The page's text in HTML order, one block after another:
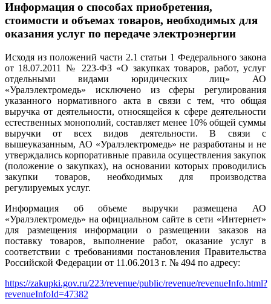
Информация о способах приобретения,
стоимости и объемах товаров, необходимых для
оказания услуг по передаче электроэнергии
Исходя из положений части 2.1 статьи 1 Федерального закона
от 18.07.2011 № 223-ФЗ «О закупках товаров, работ, услуг
отдельными видами юридических лиц» АО
«Уралэлектромедь» исключено из сферы регулирования
указанного нормативного акта в связи с тем, что общая
выручка от деятельности, относящейся к сфере деятельности
естественных монополий, составляет менее 10% общей суммы
выручки от всех видов деятельности. В связи с
вышеуказанным, АО «Уралэлектромедь» не разработаны и не
утверждались корпоративные правила осуществления закупок
(положение о закупках), на основании которых проводились
закупки товаров, необходимых для производства
регулируемых услуг.
Информация об объеме выручки размещена АО
«Уралэлектромедь» на официальном сайте в сети «Интернет»
для размещения информации о размещении заказов на
поставку товаров, выполнение работ, оказание услуг в
соответствии с требованиями постановления Правительства
Российской Федерации от 11.06.2013 г. № 494 по адресу:
https://zakupki.gov.ru/223/revenue/public/revenue/revenueInfo.html?
revenueInfoId=47382